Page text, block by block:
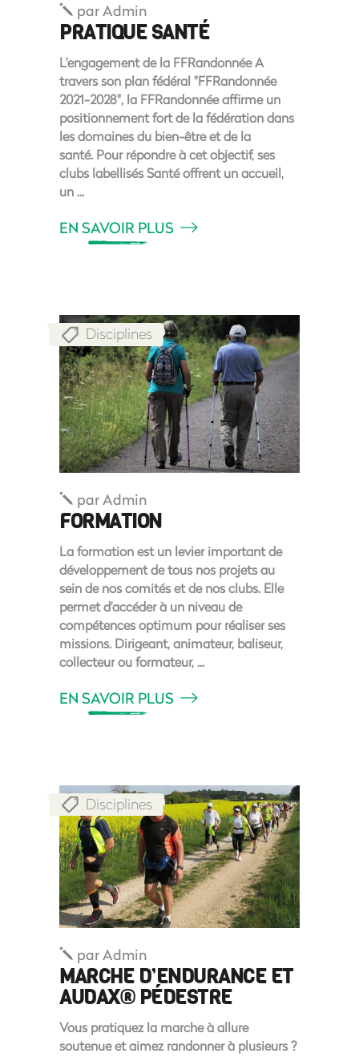
parAdmin
PRATIQUE SANTÉ
L'engagement de la FFRandonnée A
travers son plan fédéral "FFRandonnée
2021-2028", la FFRandonnée affirme un
positionnement fort de la fédération dans
les domaines du bien-être et de la
santé. Pour répondre à cet objectif, ses
clubs labellisés Santé offrent un accueil,
un
EN SAVOIR PLUS
Disciplines
parAdmin
FORMATION
La formation est un levier important de
développement de tous nos projets au
sein de nos comités et de nos clubs. Elle
permet d'accéder à un niveau de
compétences optimum pour réaliser ses
missions. Dirigeant, animateur, baliseur,
collecteur ou formateur,
EN SAVOIR PLUS
Disciplines
parAdmin
MARCHE D’ENDURANCE ET
AUDAX® PÉDESTRE
Vous pratiquez la marche à allure
soutenue et aimez randonner à plusieurs ?